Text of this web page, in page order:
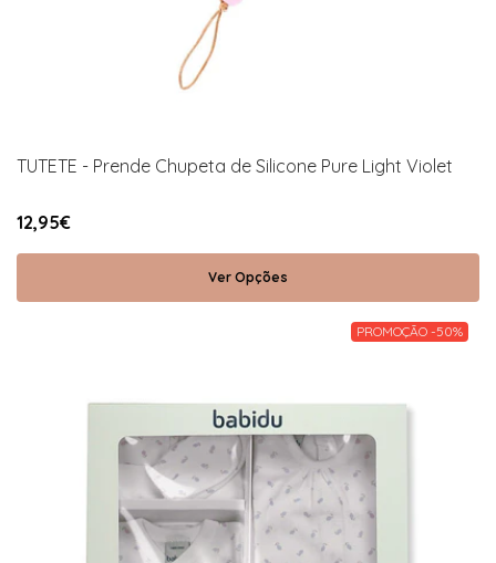
TUTETE - Prende Chupeta de Silicone Pure Light Violet
12,95€
Ver Opções
PROMOÇÃO -50%